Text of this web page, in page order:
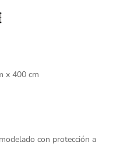
x 400 cm
con protección a